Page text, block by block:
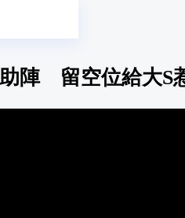
陣 留空位給大S